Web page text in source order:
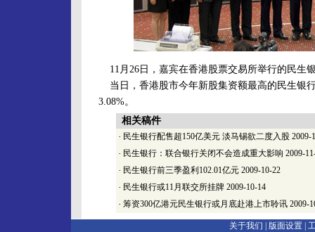
11月26日，嘉宾在香港股票交易所举行的民生
当日，香港股市今年新股集资额最高的民生银
3.08%。
相关稿件
· 民生银行配售超150亿美元 淡马锡欲二度入股 2009-
· 民生银行：联合银行关闭不会造成重大影响 2009-
· 民生银行前三季盈利102.01亿元 2009-10-22
· 民生银行或11月联交所挂牌 2009-10-14
· 筹资300亿港元民生银行或月底赴港上市聆讯 2009-
关于我们 | 版面设置